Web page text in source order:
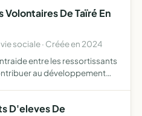
Volontaires De Taïré En
vie sociale · Créée en 2024
entre les ressortissants
au développement
D'eleves De